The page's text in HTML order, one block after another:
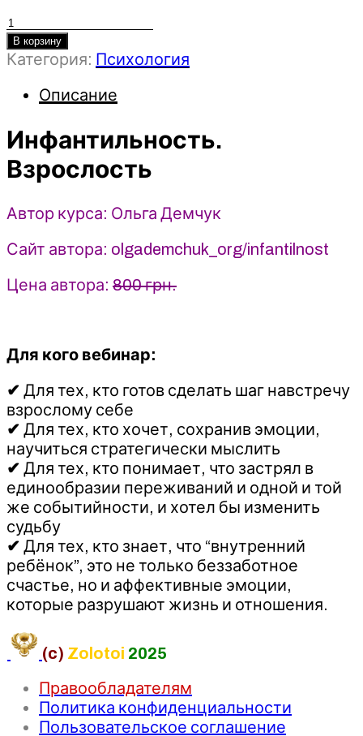
Количество
товара
Инфантильность.
Демчук
(2023)
В корзину
Категория: Психология
Описание
Инфантильность.
Взрослость
Автор курса: Ольга Демчук
Сайт автора: olgademchuk_org/infantilnost
Цена автора: 800 грн.
Для кого вебинар:
✔ Для тех, кто готов сделать шаг навстречу
взрослому себе
✔ Для тех, кто хочет, сохранив эмоции,
научиться стратегически мыслить
✔ Для тех, кто понимает, что застрял в
единообразии переживаний и одной и той
же событийности, и хотел бы изменить
судьбу
✔ Для тех, кто знает, что “внутренний
ребёнок”, это не только беззаботное
счастье, но и аффективные эмоции,
которые разрушают жизнь и отношения.
(c) Zolotoi 2025
Правообладателям
Политика конфиденциальности
Пользовательское соглашение